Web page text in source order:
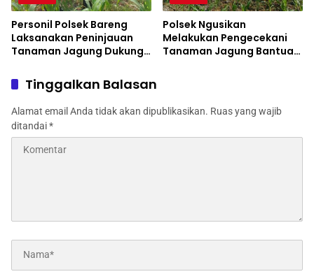
Personil Polsek Bareng
Laksanakan Peninjauan
Tanaman Jagung Dukung
Pangan
Polsek Ngusikan
Melakukan Pengecekani
Tanaman Jagung Bantuan
Tinggalkan Balasan
Alamat email Anda tidak akan dipublikasikan. Ruas yang wajib
ditandai*